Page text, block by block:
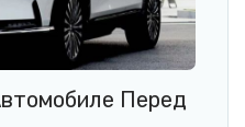
Перед